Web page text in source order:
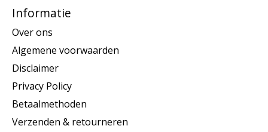
Informatie
Over ons
Algemene voorwaarden
Disclaimer
Privacy Policy
Betaalmethoden
Verzenden & retourneren